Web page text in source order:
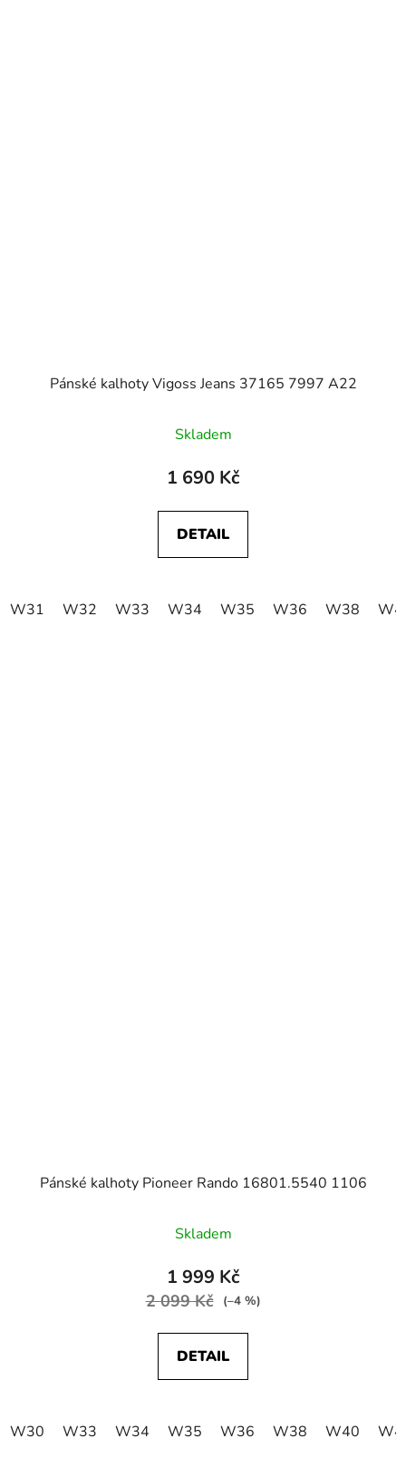
Pánské kalhoty Vigoss Jeans 37165 7997 A22
Skladem
1 690 Kč
DETAIL
W31 W32 W33 W34 W35 W36 W38
Pánské kalhoty Pioneer Rando 16801.5540 1106
Skladem
1 999 Kč
2 099 Kč (–4 %)
DETAIL
W30 W33 W34 W35 W36 W38 W40